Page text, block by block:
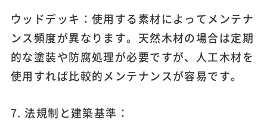
ウッドデッキ：使用する素材によってメンテナ
ンス頻度が異なります。天然木材の場合は定期
的な塗装や防腐処理が必要ですが、人工木材を
使用すれば比較的メンテナンスが容易です。
7. 法規制と建築基準：